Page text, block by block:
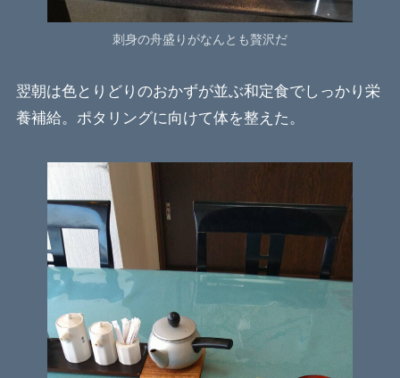
刺身の舟盛りがなんとも贅沢だ
翌朝は色とりどりのおかずが並ぶ和定食でしっかり栄
養補給。ポタリングに向けて体を整えた。